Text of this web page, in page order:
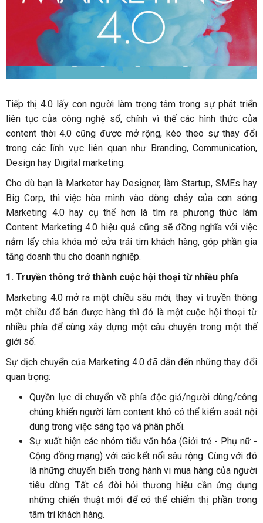
Tiếp thị 4.0 lấy con người làm trọng tâm trong sự phát triển
liên tục của công nghệ số, chính vì thế các hình thức của
content thời 4.0 cũng được mở rộng, kéo theo sự thay đổi
trong các lĩnh vực liên quan như Branding, Communication,
Design hay Digital marketing.
Cho dù bạn là Marketer hay Designer, làm Startup, SMEs hay
Big Corp, thì việc hòa mình vào dòng chảy của cơn sóng
Marketing 4.0 hay cụ thể hơn là tìm ra phương thức làm
Content Marketing 4.0 hiệu quả cũng sẽ đồng nghĩa với việc
nắm lấy chìa khóa mở cửa trái tim khách hàng, góp phần gia
tăng doanh thu cho doanh nghiệp.
1. Truyền thông trở thành cuộc hội thoại từ nhiều phía
Marketing 4.0 mở ra một chiều sâu mới, thay vì truyền thông
một chiều để bán được hàng thì đó là một cuộc hội thoại từ
nhiều phía để cùng xây dựng một câu chuyện trong một thế
giới số.
Sự dịch chuyển của Marketing 4.0 đã dẫn đến những thay đổi
quan trọng:
Quyền lực di chuyển về phía độc giả/người dùng/công
chúng khiến người làm content khó có thể kiểm soát nội
dung trong việc sáng tạo và phân phối.
Sự xuất hiện các nhóm tiểu văn hóa (Giới trẻ - Phụ nữ -
Cộng đồng mạng) với các kết nối sâu rộng. Cùng với đó
là những chuyển biến trong hành vi mua hàng của người
tiêu dùng. Tất cả đòi hỏi thương hiệu cần ứng dụng
những chiến thuật mới để có thể chiếm thị phần trong
tâm trí khách hàng.